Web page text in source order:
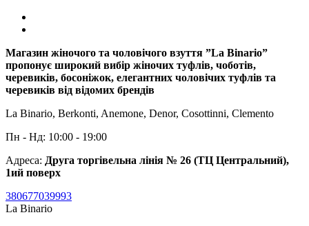
Магазин жіночого та чоловічого взуття ”La Binario”
пропонує широкий вибір жіночих туфлів, чоботів,
черевиків, босоніжок, елегантних чоловічих туфлів та
черевиків від відомих брендів
La Binario, Berkonti, Anemone, Denor, Cosottinni, Clemento
Пн - Нд: 10:00 - 19:00
Адреса: Друга торгівельна лінія № 26 (ТЦ Центральний),
1ий поверх
380677039993
La Binario